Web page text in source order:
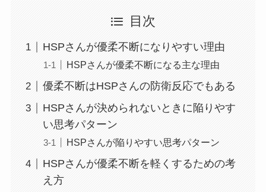
目次
HSPさんが優柔不断になりやすい理由
HSPさんが優柔不断になる主な理由
優柔不断はHSPさんの防衛反応でもある
HSPさんが決められないときに陥りやす
い思考パターン
HSPさんが陥りやすい思考パターン
HSPさんが優柔不断を軽くするための考
え方